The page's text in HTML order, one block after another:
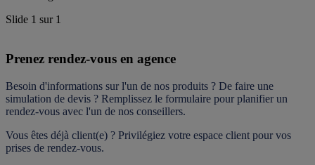
Slide 1 sur 1
Prenez rendez-vous en agence
Besoin d'informations sur l'un de nos produits ? De faire une
simulation de devis ? Remplissez le formulaire pour planifier un
rendez-vous avec l'un de nos conseillers.
Vous êtes déjà client(e) ? Privilégiez votre espace client pour vos
prises de rendez-vous.